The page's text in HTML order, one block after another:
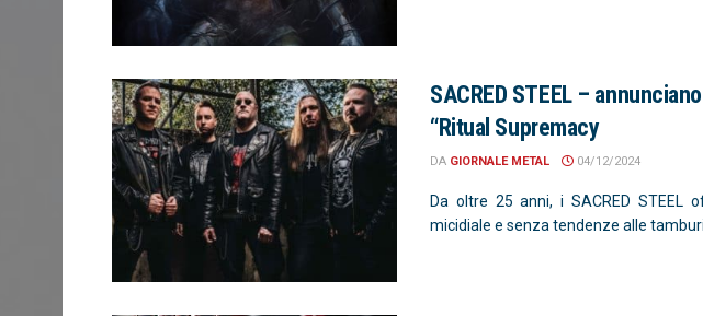
SACRED STEEL –
“Ritual Supremacy
DA GIORNALE METAL 04/12/2024
Da oltre 25 anni, i SACRED STEEL
micidiale e senza tendenze alle